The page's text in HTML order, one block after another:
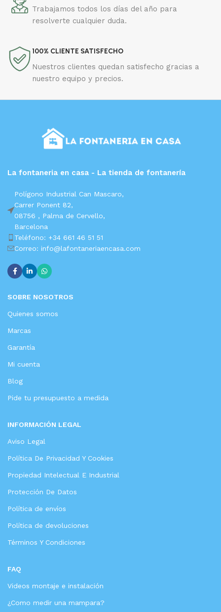
Trabajamos todos los días del año para
resolverte cualquier duda.
100% CLIENTE SATISFECHO
Nuestros clientes quedan satisfecho gracias a
nuestro equipo y precios.
La fontaneria en casa - La tienda de fontanería
Polígono Industrial Can Mascaro,
Carrer Ponent 82,
08756 , Palma de Cervello,
Barcelona
Teléfono: +34 661 46 51 51
Correo: info@lafontaneriaencasa.com
SOBRE NOSOTROS
Quienes somos
Marcas
Garantía
Mi cuenta
Blog
Pide tu presupuesto a medida
INFORMACIÓN LEGAL
Aviso Legal
Política De Privacidad Y Cookies
Propiedad Intelectual E Industrial
Protección De Datos
Política de envíos
Política de devoluciones
Términos Y Condiciones
FAQ
Videos montaje e instalación
¿Como medir una mampara?